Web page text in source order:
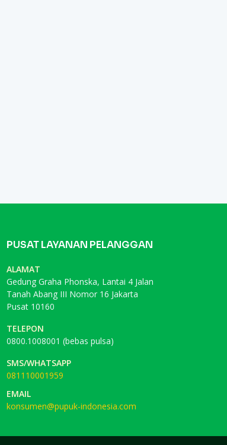
PUSAT LAYANAN PELANGGAN
ALAMAT
Gedung Graha Phonska, Lantai 4 Jalan
Tanah Abang III Nomor 16 Jakarta
Pusat 10160
TELEPON
0800.1008001 (bebas pulsa)
SMS/WHATSAPP
081110001959
EMAIL
konsumen@pupuk-indonesia.com